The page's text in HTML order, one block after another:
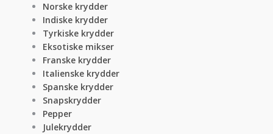
Norske krydder
Indiske krydder
Tyrkiske krydder
Eksotiske mikser
Franske krydder
Italienske krydder
Spanske krydder
Snapskrydder
Pepper
Julekrydder